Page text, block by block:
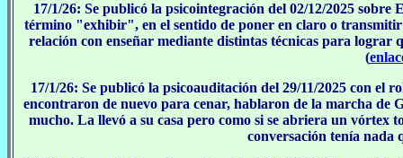
17/1/26: Se publicó la psicointegración del 02/12/2025
término "exhibir", en el sentido de poner en claro o
relación con enseñar mediante distintas técnicas para lograr
(
17/1/26: Se publicó la psicoauditación del 29/11/2025 con
encontraron de nuevo para cenar, hablaron de la marcha de
mucho. La llevó a su casa pero como si se abriera un vórtex
conversación tenía nada